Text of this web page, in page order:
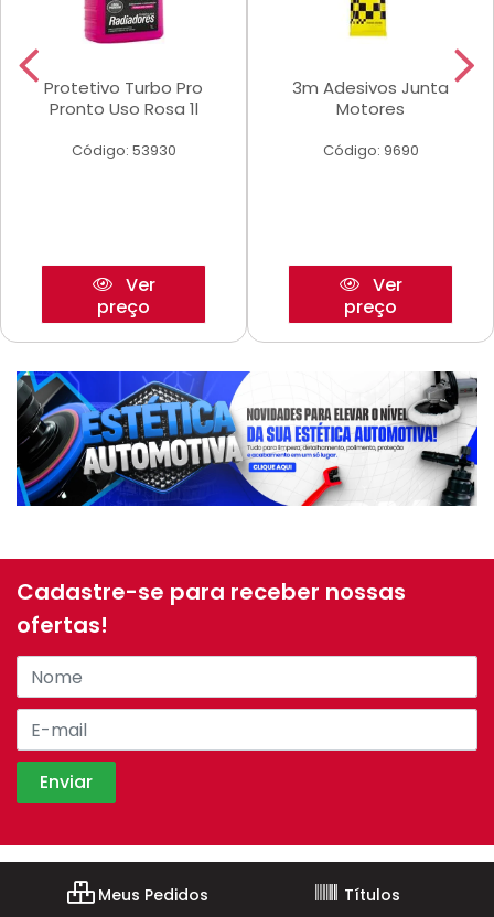
Protetivo Turbo Pro
Pronto Uso Rosa 1l
Código: 53930
Ver
preço
3m Adesivos Junta
Motores
Código: 9690
Ver
preço
Cadastre-se para receber nossas
ofertas!
Meus Pedidos
Títulos